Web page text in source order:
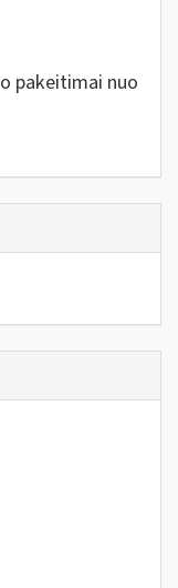
pakeitimai nuo